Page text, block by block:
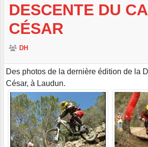
DESCENTE DU
CÉSAR
DH
Des photos de la dernière édition de la
César, à Laudun.